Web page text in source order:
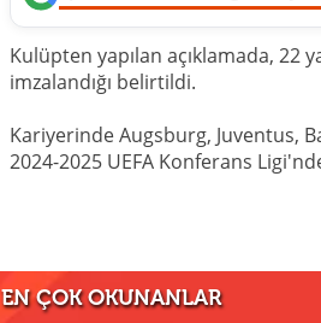
Kulüpten yapılan açıklamada, 22
imzalandığı belirtildi.
Kariyerinde Augsburg, Juventus,
2024-2025 UEFA Konferans
EN ÇOK OKUNANLAR